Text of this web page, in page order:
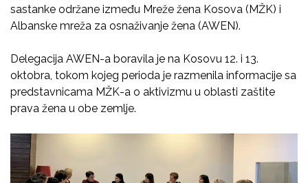
sastanke održane između Mreže žena Kosova (MŽK) i
Albanske mreža za osnaživanje žena (AWEN).
Delegacija AWEN-a boravila je na Kosovu 12. i 13.
oktobra, tokom kojeg perioda je razmenila informacije sa
predstavnicama MŽK-a o aktivizmu u oblasti zaštite
prava žena u obe zemlje.